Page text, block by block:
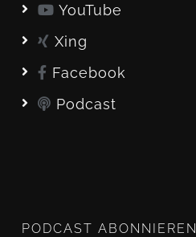
YouTube
Xing
Facebook
Podcast
PODCAST ABONNIEREN